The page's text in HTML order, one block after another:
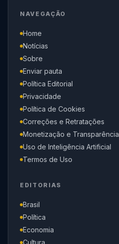
NAVEGAÇÃO
Home
Notícias
Sobre
Enviar pauta
Política Editorial
Privacidade
Política de Cookies
Correções e Retratações
Monetização e Transparência
Uso de Inteligência Artificial
Termos de Uso
EDITORIAS
Brasil
Política
Economia
Cultura